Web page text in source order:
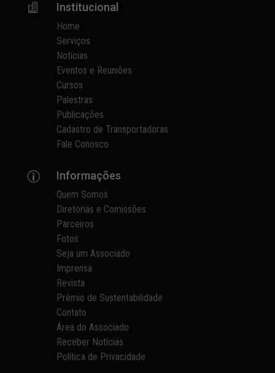
 Institucional
Home
Serviços
Notícias
Eventos e Reuniões
Cursos
Palestras
Publicações
Cadastro de Transportadoras
Fale Conosco
p Informações
Quem Somos
Diretorias e Comissões
Parceiros
Fotos
Seja um Associado
Imprensa
Revista
Prêmio de Sustentabilidade
Contato
Área do Associado
Receber Notícias
Política de Privacidade